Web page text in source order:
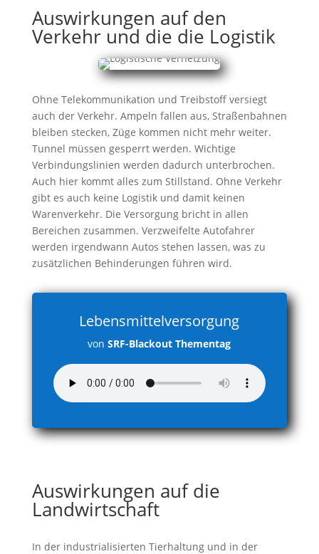
Auswirkungen auf den
Verkehr und die die Logistik
Ohne Telekommunikation und Treibstoff versiegt
auch der Verkehr. Ampeln fallen aus, Straßenbahnen
bleiben stecken, Züge kommen nicht mehr weiter.
Tunnel müssen gesperrt werden. Wichtige
Verbindungslinien werden dadurch unterbrochen.
Auch hier kommt alles zum Stillstand. Ohne Verkehr
gibt es auch keine Logistik und damit keinen
Warenverkehr. Die Versorgung bricht in allen
Bereichen zusammen. Verzweifelte Autofahrer
werden irgendwann Autos stehen lassen, was zu
zusätzlichen Behinderungen führen wird.
Lebensmittelversorgung
vonSRF-Blackout Thementag
Auswirkungen auf die
Landwirtschaft
In der industrialisierten Tierhaltung und in der